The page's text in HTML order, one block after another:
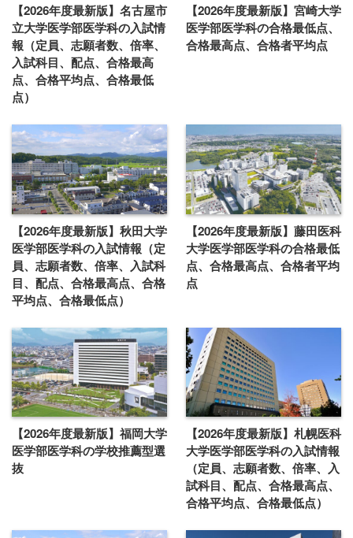
【2026年度最新版】名古屋市
立大学医学部医学科の入試情
報（定員、志願者数、倍率、
入試科目、配点、合格最高
点、合格平均点、合格最低
点）
【2026年度最新版】宮崎大学
医学部医学科の合格最低点、
合格最高点、合格者平均点
【2026年度最新版】秋田大学
医学部医学科の入試情報（定
員、志願者数、倍率、入試科
目、配点、合格最高点、合格
平均点、合格最低点）
【2026年度最新版】藤田医科
大学医学部医学科の合格最低
点、合格最高点、合格者平均
点
【2026年度最新版】福岡大学
医学部医学科の学校推薦型選
抜
【2026年度最新版】札幌医科
大学医学部医学科の入試情報
（定員、志願者数、倍率、入
試科目、配点、合格最高点、
合格平均点、合格最低点）